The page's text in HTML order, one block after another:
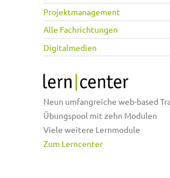
Projektmanagement
Alle Fachrichtungen
Digitalmedien
Neun umfangreiche web-based
Übungspool mit zehn Modulen
Viele weitere Lernmodule
Zum Lerncenter